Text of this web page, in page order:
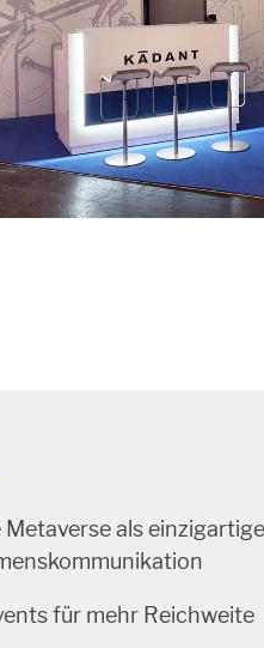
als einzigartige
für mehr Reichweite